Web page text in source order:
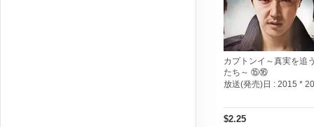
カプトンイ～真実を追
たち～ ⑮⑯
放送(発売)日 : 2015 *
$2.25